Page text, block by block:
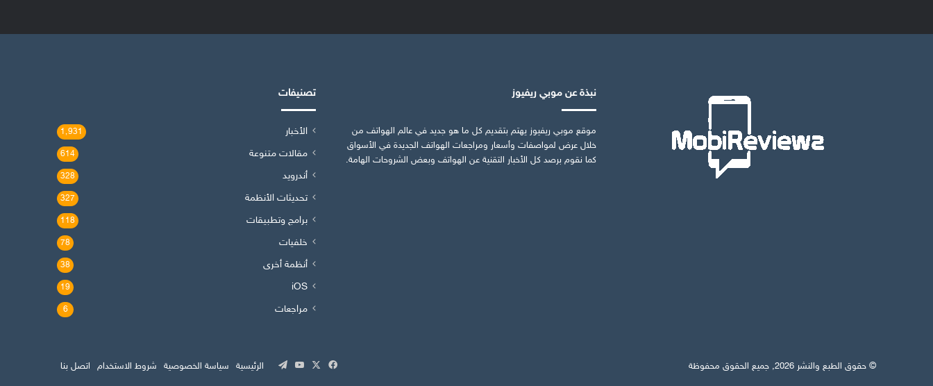
نبذة عن موبي ريفيوز
موقع موبي ريفيوز يهتم بتقديم كل ما هو جديد في عالم الهواتف من
خلال عرض لمواصفات وأسعار ومراجعات الهواتف الجديدة في الأسواق
كما نقوم برصد كل الأخبار التقنية عن الهواتف وبعض الشروحات الهامة.
تصنيفات
الأخبار 1٬931
مقالات متنوعة 614
أندرويد 328
تحديثات الأنظمة 327
برامج وتطبيقات 118
خلفيات 78
أنظمة أخرى 38
iOS
19
مراجعات 6
© حقوق الطبع والنشر 2026, جميع الحقوق محفوظة الرئيسية سياسة الخصوصية شروط الاستخدام اتصل بنا فيسبوك ‫YouTube
تيلقرام